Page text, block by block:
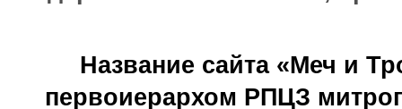
Название сайта «Меч и
первоиерархом РПЦЗ